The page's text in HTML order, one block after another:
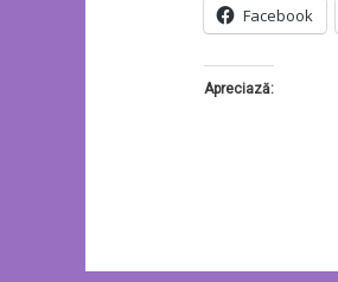
Facebook
Apreciază: